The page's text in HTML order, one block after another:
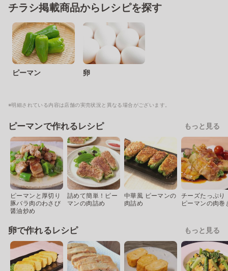
チラシ掲載商品からレシピを探す
ピーマン 卵
※明細されている内容は店舗の実売状況と異なる場合がございます。
ピーマンで作れるレシピ もっと見る
ピーマンと厚切り
豚バラ肉のわさび
醤油炒め
詰めて簡単！ピー
マンの肉詰め
中華風 ピーマンの
肉詰め
チーズたっぷり
ピーマンの肉巻
卵で作れるレシピ もっと見る